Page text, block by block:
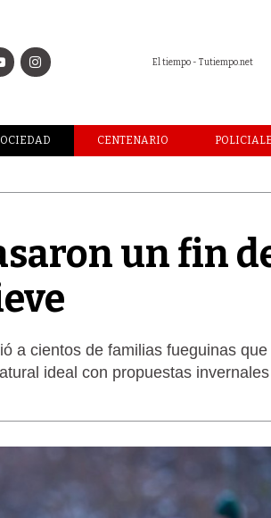
El tiempo - Tutiempo.net
CENTENARIO
un fin
a cientos de familias fueguinas que
ideal con propuestas